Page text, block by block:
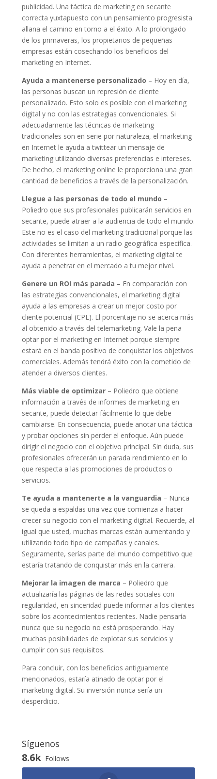
publicidad. Una táctica de marketing en secante
correcta yuxtapuesto con un pensamiento progresista
allana el camino en torno a el éxito. A lo prolongado
de los primaveras, los propietarios de pequeñas
empresas están cosechando los beneficios del
marketing en Internet.
Ayuda a mantenerse personalizado – Hoy en día,
las personas buscan un represión de cliente
personalizado. Esto solo es posible con el marketing
digital y no con las estrategias convencionales. Si
adecuadamente las técnicas de marketing
tradicionales son en serie por naturaleza, el marketing
en Internet le ayuda a twittear un mensaje de
marketing utilizando diversas preferencias e intereses.
De hecho, el marketing online le proporciona una gran
cantidad de beneficios a través de la personalización.
Llegue a las personas de todo el mundo –
Poliedro que sus profesionales publicarán servicios en
secante, puede atraer a la audiencia de todo el mundo.
Este no es el caso del marketing tradicional porque las
actividades se limitan a un radio geográfica específica.
Con diferentes herramientas, el marketing digital te
ayuda a penetrar en el mercado a tu mejor nivel.
Genere un ROI más parada – En comparación con
las estrategias convencionales, el marketing digital
ayuda a las empresas a crear un mejor costo por
cliente potencial (CPL). El porcentaje no se acerca más
al obtenido a través del telemarketing. Vale la pena
optar por el marketing en Internet porque siempre
estará en el banda positivo de conquistar los objetivos
comerciales. Además tendrá éxito con la cometido de
atender a diversos clientes.
Más viable de optimizar– Poliedro que obtiene
información a través de informes de marketing en
secante, puede detectar fácilmente lo que debe
cambiarse. En consecuencia, puede anotar una táctica
y probar opciones sin perder el enfoque. Aún puede
dirigir el negocio con el objetivo principal. Sin duda, sus
profesionales ofrecerán un parada rendimiento en lo
que respecta a las promociones de productos o
servicios.
Te ayuda a mantenerte a la vanguardia – Nunca
se queda a espaldas una vez que comienza a hacer
crecer su negocio con el marketing digital. Recuerde, al
igual que usted, muchas marcas están aumentando y
utilizando todo tipo de campañas y canales.
Seguramente, serías parte del mundo competitivo que
estaría tratando de conquistar más en la carrera.
Mejorar la imagen de marca – Poliedro que
actualizaría las páginas de las redes sociales con
regularidad, en sinceridad puede informar a los clientes
sobre los acontecimientos recientes. Nadie pensaría
nunca que su negocio no está prosperando. Hay
muchas posibilidades de explotar sus servicios y
cumplir con sus requisitos.
Para concluir, con los beneficios antiguamente
mencionados, estaría atinado de optar por el
marketing digital. Su inversión nunca sería un
desperdicio.
Síguenos
8.6k Follows